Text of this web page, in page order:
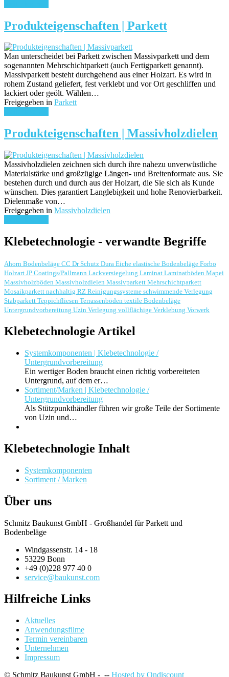
Produkteigenschaften | Parkett
Man unterscheidet bei Parkett zwischen Massivparkett und dem
sogenannten Mehrschichtparkett (auch Fertigparkett genannt).
Massivparkett besteht durchgehend aus einer Holzart. Es wird in
rohem Zustand geliefert, fest verklebt und vor Ort geschliffen und
lackiert oder geölt. Wählen…
Freigegeben in Parkett
Produkteigenschaften | Massivholzdielen
Massivholzdielen zeichnen sich durch ihre nahezu unverwüstliche
Materialstärke und großzügige Längen- und Breitenformate aus. Sie
bestehen durch und durch aus der Holzart, die Sie sich als Kunde
wünschen. Dies garantiert Langlebigkeit und hohe Renovierbarkeit.
Dielenmaße von…
Freigegeben in Massivholzdielen
Klebetechnologie - verwandte Begriffe
Ahorn Bodenbeläge CC Dr Schutz Dura Eiche elastische Bodenbeläge Forbo
Holzart JP Coatings/Pallmann Lackversiegelung Laminat Laminatböden Mapei
Massivholzböden Massivholzdielen Massivparkett Mehrschichtparkett
Mosaikparkett nachhaltig RZ Reinigungssysteme schwimmende Verlegung
Stabparkett Teppichfliesen Terrassenböden textile Bodenbeläge
Untergrundvorbereitung Uzin Verlegung vollflächige Verklebung Vorwerk
Klebetechnologie Artikel
Systemkomponenten | Klebetechnologie /
Untergrundvorbereitung
Ein wertiger Boden braucht einen richtig vorbereiteten
Untergrund, auf dem er…
Sortiment/Marken | Klebetechnologie /
Untergrundvorbereitung
Als Stützpunkthändler führen wir große Teile der Sortimente
von Uzin und…
Klebetechnologie Inhalt
Systemkomponenten
Sortiment / Marken
Über uns
Schmitz Baukunst GmbH - Großhandel für Parkett und
Bodenbeläge
Windgassenstr. 14 - 18
53229 Bonn
+49 (0)228 977 40 0
service@baukunst.com
Hilfreiche Links
Aktuelles
Anwendungsfilme
Termin vereinbaren
Unternehmen
Impressum
© Schmitz Baukunst GmbH - -- Hosted by Ondiscount